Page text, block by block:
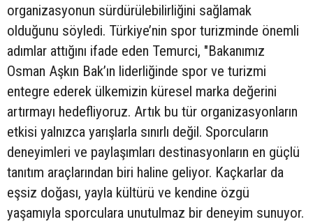
organizasyonun sürdürülebilirliğini sağlamak
olduğunu söyledi. Türkiye’nin spor turizminde önemli
adımlar attığını ifade eden Temurci, "Bakanımız
Osman Aşkın Bak’ın liderliğinde spor ve turizmi
entegre ederek ülkemizin küresel marka değerini
artırmayı hedefliyoruz. Artık bu tür organizasyonların
etkisi yalnızca yarışlarla sınırlı değil. Sporcuların
deneyimleri ve paylaşımları destinasyonların en güçlü
tanıtım araçlarından biri haline geliyor. Kaçkarlar da
eşsiz doğası, yayla kültürü ve kendine özgü
yaşamıyla sporculara unutulmaz bir deneyim sunuyor.